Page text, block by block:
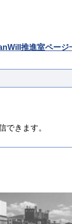
推進室ページ
できます。